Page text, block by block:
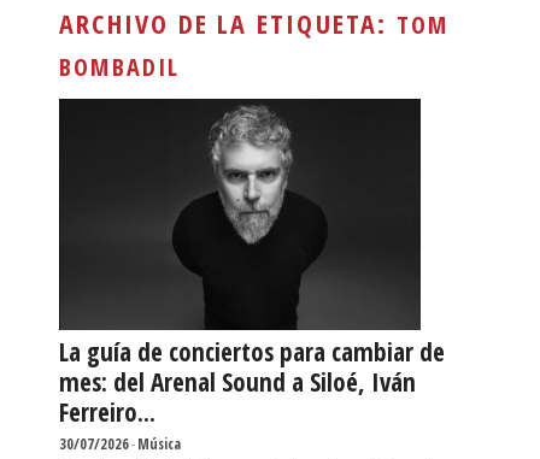
ARCHIVO DE LA ETIQUETA: TOM
BOMBADIL
La guía de conciertos para cambiar de
mes: del Arenal Sound a Siloé, Iván
Ferreiro...
30/07/2026-Música